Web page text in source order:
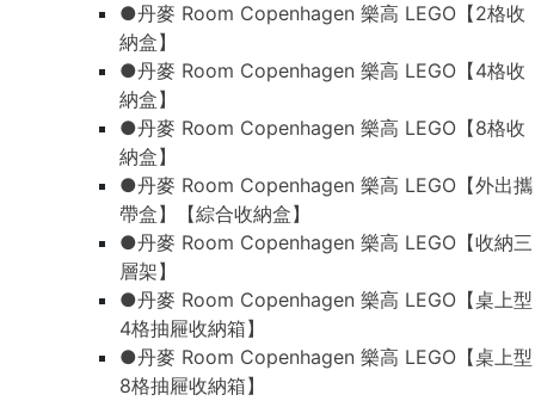
●丹麥 Room Copenhagen 樂高 LEGO【2格收
納盒】
●丹麥 Room Copenhagen 樂高 LEGO【4格收
納盒】
●丹麥 Room Copenhagen 樂高 LEGO【8格收
納盒】
●丹麥 Room Copenhagen 樂高 LEGO【外出攜
帶盒】【綜合收納盒】
●丹麥 Room Copenhagen 樂高 LEGO【收納三
層架】
●丹麥 Room Copenhagen 樂高 LEGO【桌上型
4格抽屜收納箱】
●丹麥 Room Copenhagen 樂高 LEGO【桌上型
8格抽屜收納箱】